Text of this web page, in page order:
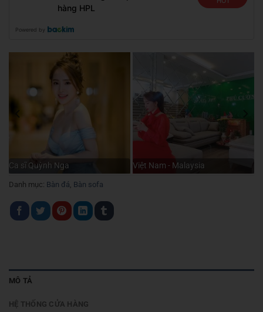
hàng HPL
Powered by
Ca sĩ Quỳnh Nga Việt Nam - Malaysia
Danh mục: Bàn đá Bàn sofa
MÔ TẢ
HỆ THỐNG CỬA HÀNG